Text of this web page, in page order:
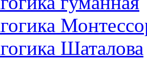
Шаталова